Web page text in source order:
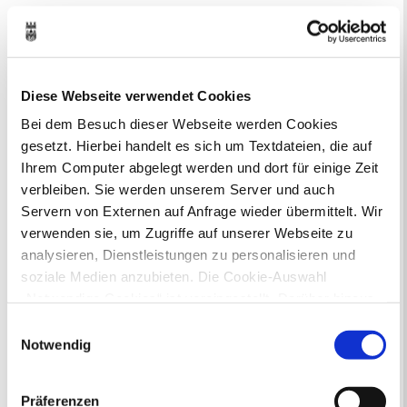
Diese Webseite verwendet Cookies
Bei dem Besuch dieser Webseite werden Cookies
gesetzt. Hierbei handelt es sich um Textdateien, die auf
Ihrem Computer abgelegt werden und dort für einige Zeit
verbleiben. Sie werden unserem Server und auch
Servern von Externen auf Anfrage wieder übermittelt. Wir
verwenden sie, um Zugriffe auf unserer Webseite zu
analysieren, Dienstleistungen zu personalisieren und
soziale Medien anzubieten. Die Cookie-Auswahl
Drittländern (USA) mit unzureichendem
Datenschutzniveau verarbeiten. Es besteht die Gefahr,
dass diese zu Kontroll- und Überwachungszwecken von
Notwendig
Präferenzen
Anmeldung erforderlich!
https://beteiligung.nrw.de/k/1026249
Große Geldstraße 19, 45657 Recklinghausen
Kartenansicht